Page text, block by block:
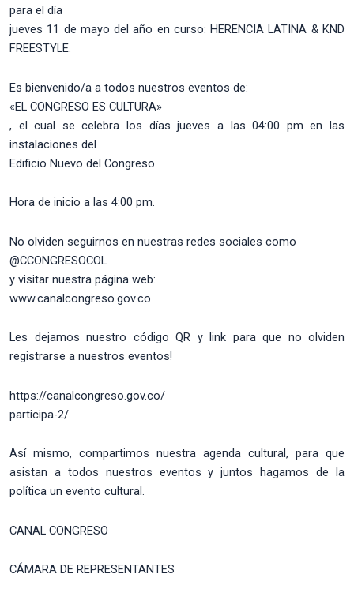
para el día
jueves 11 de mayo del año en curso: HERENCIA LATINA & KND
FREESTYLE.
Es bienvenido/a a todos nuestros eventos de:
«EL CONGRESO ES CULTURA»
, el cual se celebra los días jueves a las 04:00 pm en las
instalaciones del
Edificio Nuevo del Congreso.
Hora de inicio a las 4:00 pm.
No olviden seguirnos en nuestras redes sociales como
@CCONGRESOCOL
y visitar nuestra página web:
www.canalcongreso.gov.co
Les dejamos nuestro código QR y link para que no olviden
registrarse a nuestros eventos!
https://canalcongreso.gov.co/
participa-2/
Así mismo, compartimos nuestra agenda cultural, para que
asistan a todos nuestros eventos y juntos hagamos de la
política un evento cultural.
CANAL CONGRESO
CÁMARA DE REPRESENTANTES